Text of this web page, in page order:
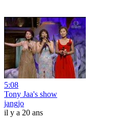
5:08
Tony Jaa's show
jangjo
il y a 20 ans